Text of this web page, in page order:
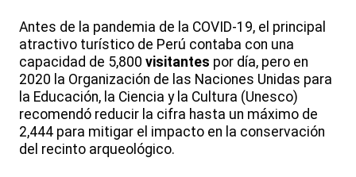
Antes de la pandemia de la COVID-19, el principal
atractivo turístico de Perú contaba con una
capacidad de 5,800 visitantes por día, pero en
2020 la Organización de las Naciones Unidas para
la Educación, la Ciencia y la Cultura (Unesco)
recomendó reducir la cifra hasta un máximo de
2,444 para mitigar el impacto en la conservación
del recinto arqueológico.